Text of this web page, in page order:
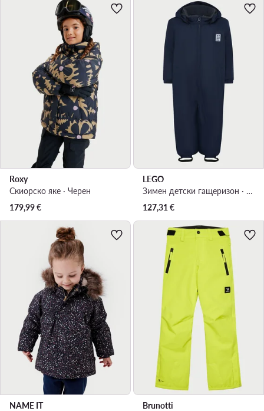
Roxy
Скиорско яке · Черен
179,99€
LEGO
Зимен детски гащеризон · Тъмносин
127,31 €
NAME IT
Brunotti